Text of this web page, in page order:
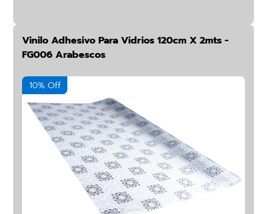
Vinilo Adhesivo Para Vidrios 120cm X 2mts -
FG006 Arabescos
10% Off